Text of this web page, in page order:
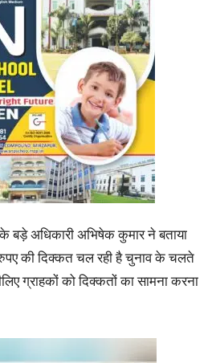
बड़े अधिकारी अभिषेक कुमार ने बताया
की दिक्कत चल रही है चुनाव के चलते
ग्राहकों को दिक्कतों का सामना करना